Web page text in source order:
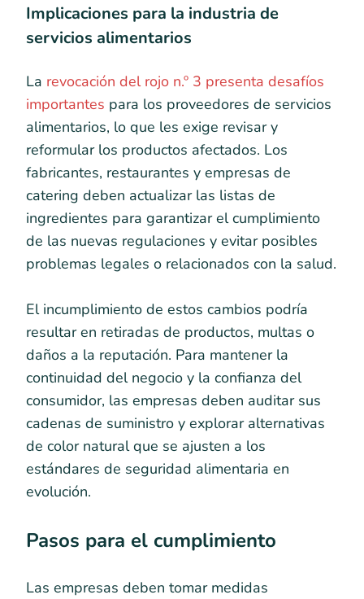
Implicaciones para la industria de
servicios alimentarios
La revocación del rojo n.º 3 presenta desafíos
importantes para los proveedores de servicios
alimentarios, lo que les exige revisar y
reformular los productos afectados. Los
fabricantes, restaurantes y empresas de
catering deben actualizar las listas de
ingredientes para garantizar el cumplimiento
de las nuevas regulaciones y evitar posibles
problemas legales o relacionados con la salud.
El incumplimiento de estos cambios podría
resultar en retiradas de productos, multas o
daños a la reputación. Para mantener la
continuidad del negocio y la confianza del
consumidor, las empresas deben auditar sus
cadenas de suministro y explorar alternativas
de color natural que se ajusten a los
estándares de seguridad alimentaria en
evolución.
Pasos para el cumplimiento
Las empresas deben tomar medidas